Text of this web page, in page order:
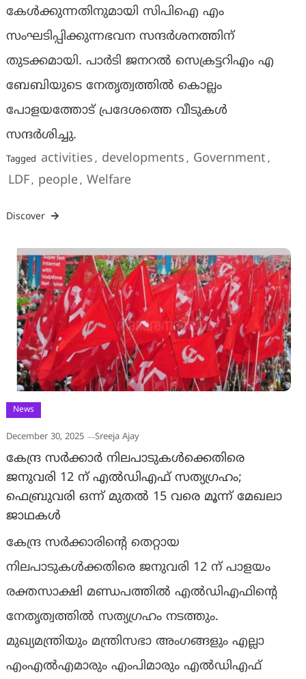
കേൾക്കുന്നതിനുമായി സിപിഐ എം
സംഘടിപ്പിക്കുന്നഭവന സന്ദർശനത്തിന്
തുടക്കമായി. പാർടി ജനറൽ സെക്രട്ടറിഎം എ
ബേബിയുടെ നേതൃത്വത്തിൽ കൊല്ലം
പോളയത്തോട് പ്രദേശത്തെ വീടുകൾ
സന്ദർശിച്ചു.
Tagged activities , developments , Government ,
LDF, people, Welfare
Discover
News
December 30, 2025 Sreeja Ajay
കേന്ദ്ര സര്‍ക്കാര്‍ നിലപാടുകള്‍ക്കെതിരെ
ജനുവരി 12 ന്‌ എല്‍ഡിഎഫ് സത്യഗ്രഹം;
ഫെബ്രുവരി ഒന്ന് മുതൽ 15 വരെ മൂന്ന് മേഖലാ
ജാഥകള്‍
കേന്ദ്ര സര്‍ക്കാരിൻ്റെ തെറ്റായ
നിലപാടുകള്‍ക്കതിരെ ജനുവരി 12 ന്‌ പാളയം
രക്തസാക്ഷി മണ്ഡപത്തിൽ എൽഡിഎഫിൻ്റെ
നേതൃത്വത്തിൽ സത്യഗ്രഹം നടത്തും.
മുഖ്യമന്ത്രിയും മന്ത്രിസഭാ അംഗങ്ങളും എല്ലാ
എംഎല്‍എമാരും എംപിമാരും എല്‍ഡിഎഫ്